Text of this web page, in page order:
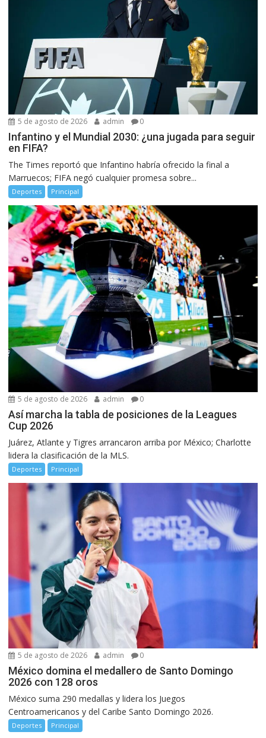
5 de agosto de 2026 admin 0
Infantino y el Mundial 2030: ¿una jugada para seguir
en FIFA?
The Times reportó que Infantino habría ofrecido la final a
Marruecos; FIFA negó cualquier promesa sobre...
Deportes Principal
5 de agosto de 2026 admin 0
Así marcha la tabla de posiciones de la Leagues
Cup 2026
Juárez, Atlante y Tigres arrancaron arriba por México; Charlotte
lidera la clasificación de la MLS.
Deportes Principal
5 de agosto de 2026 admin 0
México domina el medallero de Santo Domingo
2026 con 128 oros
México suma 290 medallas y lidera los Juegos
Centroamericanos y del Caribe Santo Domingo 2026.
Deportes Principal